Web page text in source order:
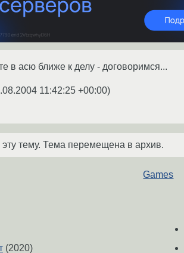
в асю ближе к делу - договоримся...
11:42:25 +00:00)
тему. Тема перемещена в архив.
Games
(2020)